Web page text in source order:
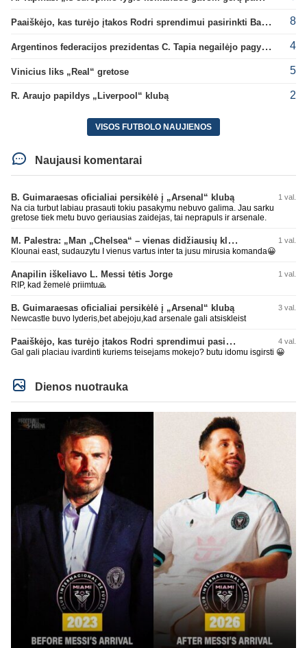
Paaiškėjo, kas turėjo įtakos Rodri sprendimui pasirinkti Barselonos pusę 8
Argentinos federacijos prezidentas C. Tapia negailėjo pagyrų G. Infantino 4
Vinicius liks „Real“ gretose 5
R. Araujo papildys „Liverpool“ klubą 2
VISOS FUTBOLO NAUJIENOS
Naujausi komentarai
B. Guimaraesas oficialiai persikėlė į „Arsenal“ klubą 1 val.
Na cia turbut labiau prasauti tokiu pasakymu nebuvo galima. Jau sarku
gretose tiek metu buvo geriausias zaidejas, tai neprapuls ir arsenale.
M. Palestra: „Man „Chelsea“ – vienas didžiausių klubų futbole“ 1 val.
Klounai east, sudauzytu I vienus vartus inter ta jusu mirusia komanda😀
Anapilin iškeliavo L. Messi tėtis Jorge 1 val.
RIP, kad žemelė priimtu🙏
B. Guimaraesas oficialiai persikėlė į „Arsenal“ klubą 3 val.
Newcastle buvo lyderis,bet abejoju,kad arsenale gali atsiskleist
Paaiškėjo, kas turėjo įtakos Rodri sprendimui pasirinkti Barselonos pusę 4 val.
Gal gali placiau ivardinti kuriems teisejams mokejo? butu idomu isgirsti 😀
Dienos nuotrauka